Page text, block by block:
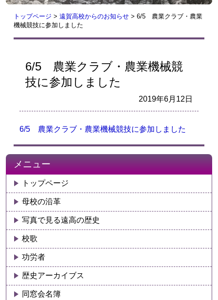
トップページ > 遠賀高校からのお知らせ > 6/5 農業クラブ・農業
機械競技に参加しました
6/5 農業クラブ・農業機械競
技に参加しました
2019年6月12日
6/5 農業クラブ・農業機械競技に参加しました
メニュー
トップページ
母校の沿革
写真で見る遠高の歴史
校歌
功労者
歴史アーカイブス
同窓会名簿